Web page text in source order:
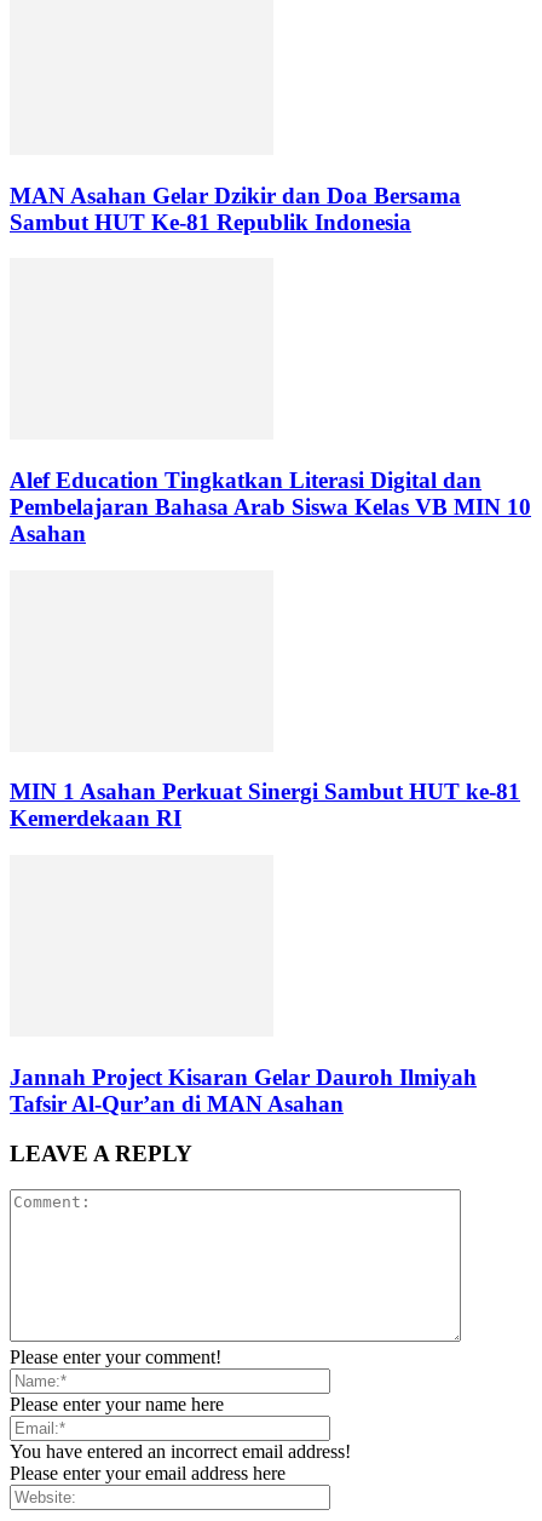
MAN Asahan Gelar Dzikir dan Doa Bersama
Sambut HUT Ke-81 Republik Indonesia
Alef Education Tingkatkan Literasi Digital dan
Pembelajaran Bahasa Arab Siswa Kelas VB MIN 10
Asahan
MIN 1 Asahan Perkuat Sinergi Sambut HUT ke-81
Kemerdekaan RI
Jannah Project Kisaran Gelar Dauroh Ilmiyah
Tafsir Al-Qur’an di MAN Asahan
LEAVE A REPLY
Please enter your comment!
Please enter your name here
You have entered an incorrect email address!
Please enter your email address here